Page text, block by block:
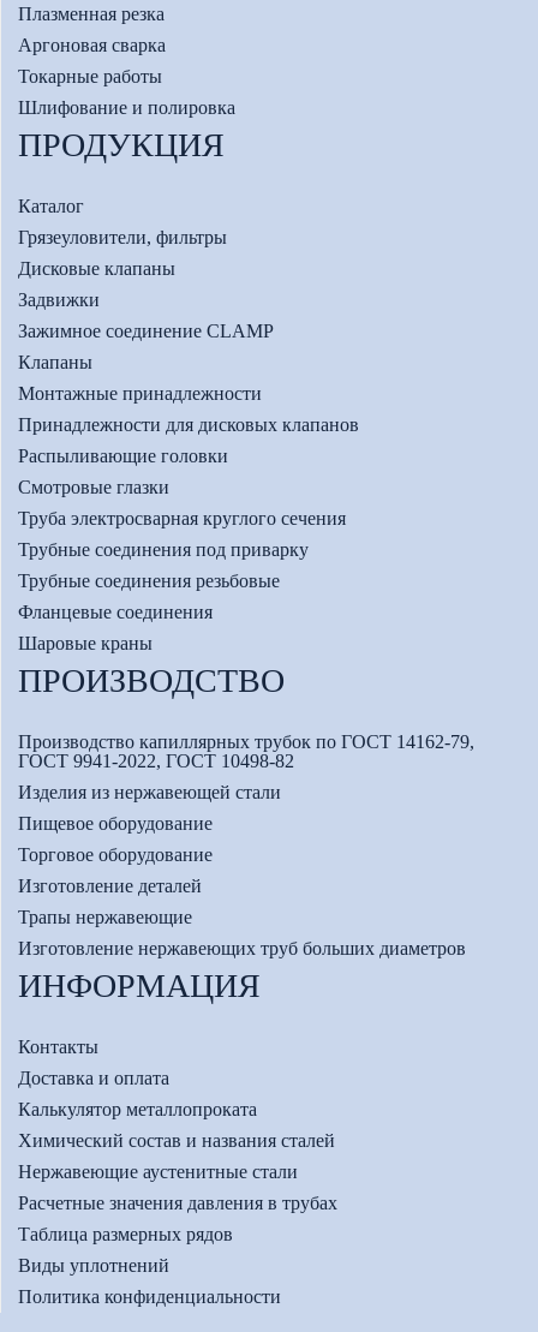
Плазменная резка
Аргоновая сварка
Токарные работы
Шлифование и полировка
ПРОДУКЦИЯ
Каталог
Грязеуловители, фильтры
Дисковые клапаны
Задвижки
Зажимное соединение CLAMP
Клапаны
Монтажные принадлежности
Принадлежности для дисковых клапанов
Распыливающие головки
Смотровые глазки
Труба электросварная круглого сечения
Трубные соединения под приварку
Трубные соединения резьбовые
Фланцевые соединения
Шаровые краны
ПРОИЗВОДСТВО
Производство капиллярных трубок по ГОСТ 14162-79,
ГОСТ 9941-2022, ГОСТ 10498-82
Изделия из нержавеющей стали
Пищевое оборудование
Торговое оборудование
Изготовление деталей
Трапы нержавеющие
Изготовление нержавеющих труб больших диаметров
ИНФОРМАЦИЯ
Контакты
Доставка и оплата
Калькулятор металлопроката
Химический состав и названия сталей
Нержавеющие аустенитные стали
Расчетные значения давления в трубах
Таблица размерных рядов
Виды уплотнений
Политика конфиденциальности